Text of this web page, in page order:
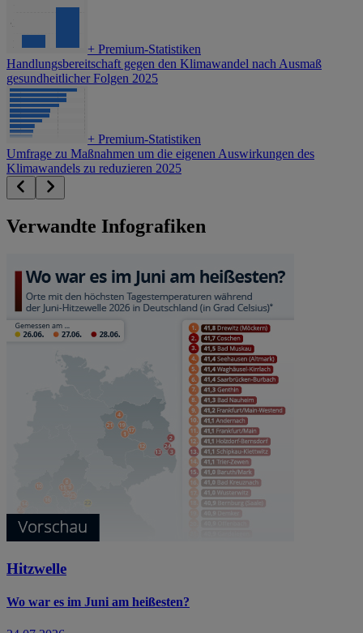
+ Premium-Statistiken
Handlungsbereitschaft gegen den Klimawandel nach Ausmaß
gesundheitlicher Folgen 2025
+ Premium-Statistiken
Umfrage zu Maßnahmen um die eigenen Auswirkungen des
Klimawandels zu reduzieren 2025
Verwandte Infografiken
Hitzwelle
Wo war es im Juni am heißesten?